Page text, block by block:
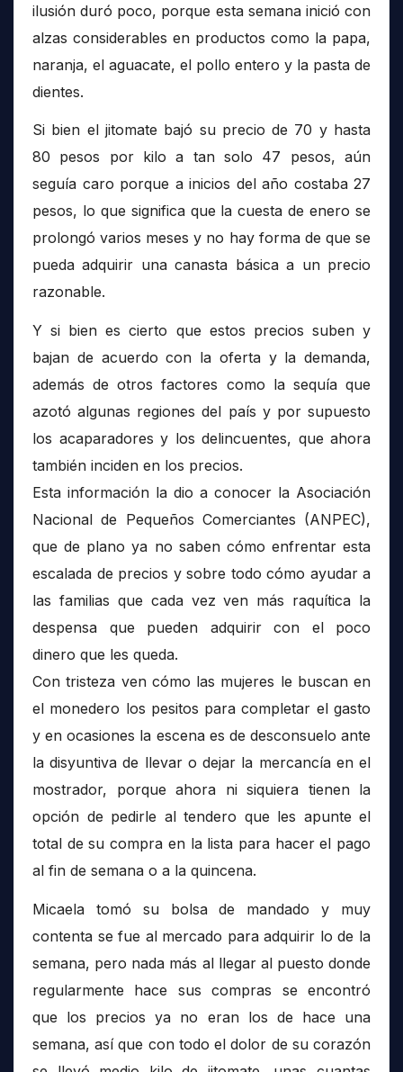
ilusión duró poco, porque esta semana inició con
alzas considerables en productos como la papa,
naranja, el aguacate, el pollo entero y la pasta de
dientes.
Si bien el jitomate bajó su precio de 70 y hasta
80 pesos por kilo a tan solo 47 pesos, aún
seguía caro porque a inicios del año costaba 27
pesos, lo que significa que la cuesta de enero se
prolongó varios meses y no hay forma de que se
pueda adquirir una canasta básica a un precio
razonable.
Y si bien es cierto que estos precios suben y
bajan de acuerdo con la oferta y la demanda,
además de otros factores como la sequía que
azotó algunas regiones del país y por supuesto
los acaparadores y los delincuentes, que ahora
también inciden en los precios.
Esta información la dio a conocer la Asociación
Nacional de Pequeños Comerciantes (ANPEC),
que de plano ya no saben cómo enfrentar esta
escalada de precios y sobre todo cómo ayudar a
las familias que cada vez ven más raquítica la
despensa que pueden adquirir con el poco
dinero que les queda.
Con tristeza ven cómo las mujeres le buscan en
el monedero los pesitos para completar el gasto
y en ocasiones la escena es de desconsuelo ante
la disyuntiva de llevar o dejar la mercancía en el
mostrador, porque ahora ni siquiera tienen la
opción de pedirle al tendero que les apunte el
total de su compra en la lista para hacer el pago
al fin de semana o a la quincena.
Micaela tomó su bolsa de mandado y muy
contenta se fue al mercado para adquirir lo de la
semana, pero nada más al llegar al puesto donde
regularmente hace sus compras se encontró
que los precios ya no eran los de hace una
semana, así que con todo el dolor de su corazón